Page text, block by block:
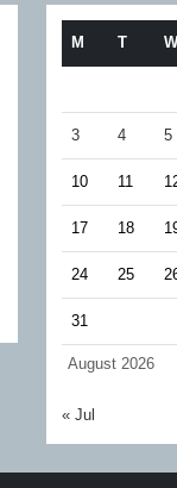
August 2026
M T W
3 4 5
10 11
17 18
24 25
31
« Jul